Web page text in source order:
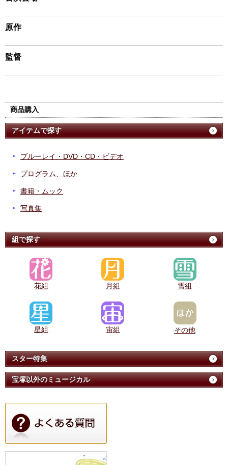
原作
監督
商品購入
アイテムで探す
ブルーレイ・DVD・CD・ビデオ
プログラム、ほか
書籍・ムック
写真集
組で探す
花組 月組 雪組
星組 宙組 その他
スター特集
宝塚以外のミュージカル